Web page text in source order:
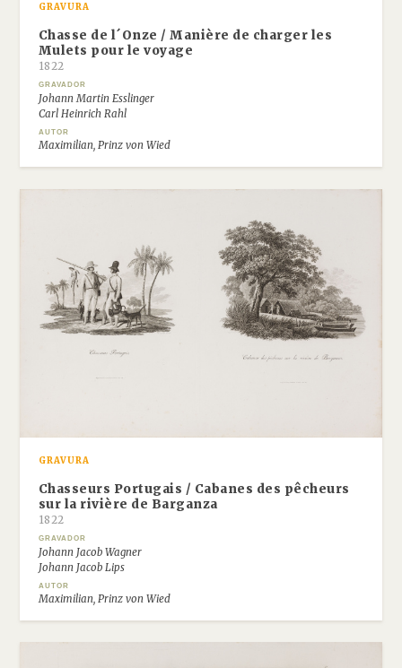
GRAVURA
Chasse de l´Onze / Manière de charger les
Mulets pour le voyage
1822
GRAVADOR
Johann Martin Esslinger
Carl Heinrich Rahl
AUTOR
Maximilian, Prinz von Wied
GRAVURA
Chasseurs Portugais / Cabanes des pêcheurs
sur la rivière de Barganza
1822
GRAVADOR
Johann Jacob Wagner
Johann Jacob Lips
AUTOR
Maximilian, Prinz von Wied